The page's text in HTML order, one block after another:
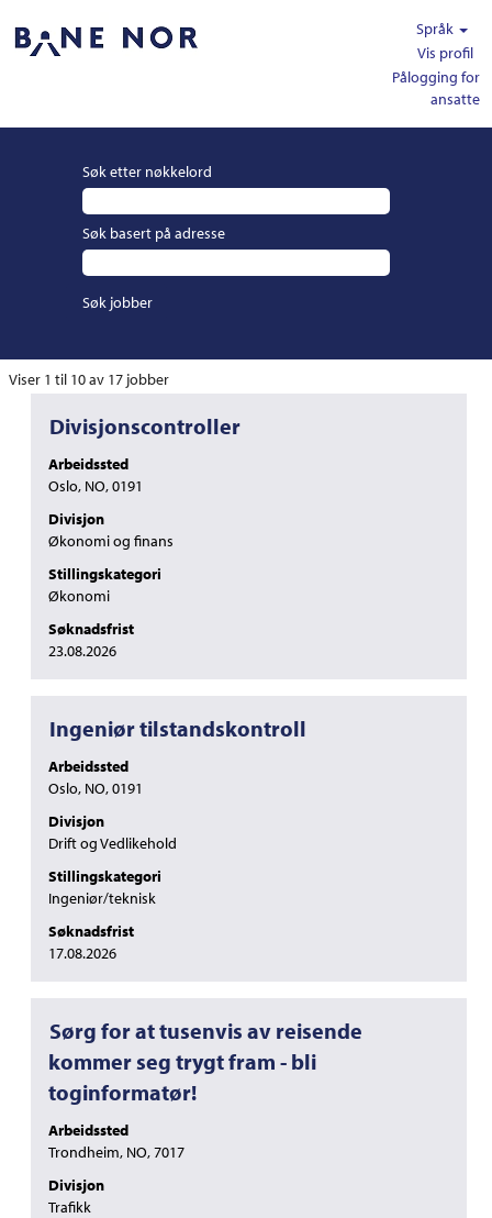
Språk
Vis profil
Pålogging for
ansatte
Søk etter nøkkelord
Søk basert på adresse
Viser 1 til 10 av 17 jobberSøkeresultater
"".
i
fullstendige
Tittel
Divisjonscontroller
Arbeidssted
Oslo, NO, 0191
Divisjon
Økonomi og finans
Stillingskategori
Økonomi
Søknadsfrist
23.08.2026
Velg
mellomromstasten
for
vise
det
fullstendige
innholdet
jobbinformasjonen.
Tittel
Ingeniør tilstandskontroll
Arbeidssted
Oslo, NO, 0191
Divisjon
Drift og Vedlikehold
Stillingskategori
Ingeniør/teknisk
Søknadsfrist
17.08.2026
Velg
med
mellomromstasten
for
vise
det
fullstendige
innholdet
jobbinformasjonen.
Tittel
Sørg for at tusenvis av reisende
kommer seg trygt fram - bli
toginformatør!
Arbeidssted
Trondheim, NO, 7017
Divisjon
Trafikk
Velg
mellomromstasten
for
vise
det
fullstendige
innholdet